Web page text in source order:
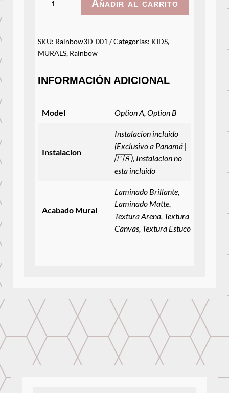
001
cantidad
Añadir al carrito
SKU: Rainbow3D-001 Categorías: KIDS,
MURALS, Rainbow
INFORMACIÓN ADICIONAL
Model Option A, Option B
Instalacion
Instalacion incluido
(Exclusivo a Panamá |
🇵🇦), Instalacion no
esta incluido
Acabado Mural
Laminado Brillante,
Laminado Matte,
Textura Arena, Textura
Canvas, Textura Estuco